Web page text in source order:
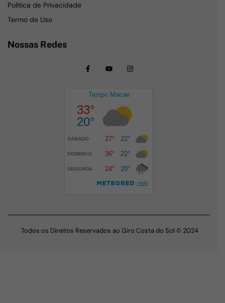
Política de Privacidade
Termo de Uso
Nossas Redes
Todos os Direitos Reservados ao Giro Costa do Sol © 2024